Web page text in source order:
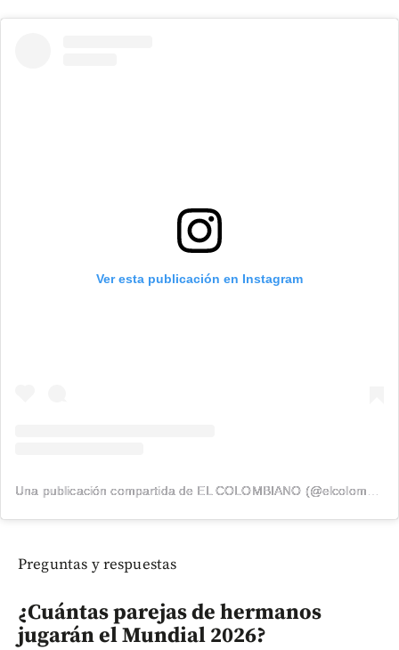
Ver esta publicación en Instagram
Preguntas y respuestas
¿Cuántas parejas de hermanos
jugarán el Mundial 2026?